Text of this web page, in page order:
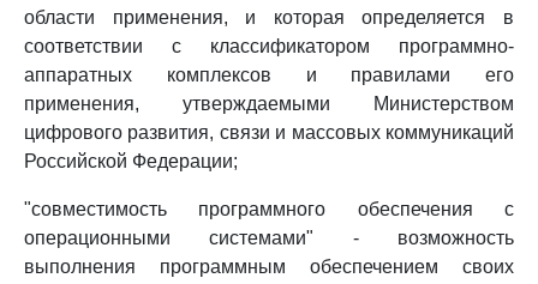
области применения, и которая определяется в
соответствии с классификатором программно-
аппаратных комплексов и правилами его
применения, утверждаемыми Министерством
цифрового развития, связи и массовых коммуникаций
Российской Федерации;
"совместимость программного обеспечения с
операционными системами" - возможность
выполнения программным обеспечением своих